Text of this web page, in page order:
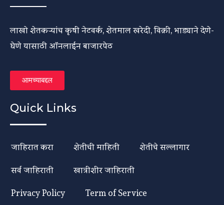
लाखो शेतकऱ्यांच कृषी नेटवर्क, शेतमाल खरेदी, विक्री, भाड्याने देणे-
घेणे यासाठी ऑनलाईन बाजारपेठ
आमच्याबद्दल
Quick Links
जाहिरात करा शेतीची माहिती
शेतीचे सल्लागार
सर्व जाहिराती
खात्रीशीर जाहिराती
Privacy Policy
Term of Service